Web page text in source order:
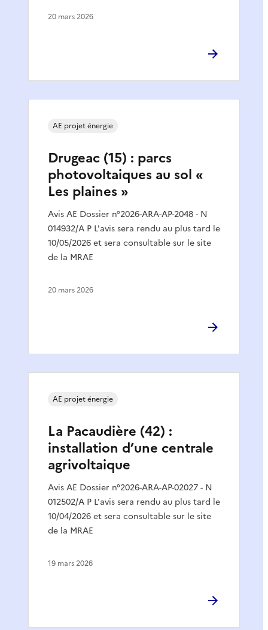
20 mars 2026
Drugeac (15) : parcs
photovoltaiques au sol «
Les plaines »
Avis AE Dossier n°2026-ARA-AP-2048 - N
014932/A P L'avis sera rendu au plus tard le
10/05/2026 et sera consultable sur le site
de la MRAE
AE projet énergie
20 mars 2026
La Pacaudière (42) :
installation d’une centrale
agrivoltaique
Avis AE Dossier n°2026-ARA-AP-02027 - N
012502/A P L'avis sera rendu au plus tard le
10/04/2026 et sera consultable sur le site
de la MRAE
AE projet énergie
19 mars 2026